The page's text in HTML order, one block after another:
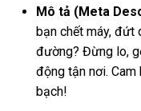
Mô tả (Meta
bạn chết máy, đứt
đường? Đừng lo,
động tận nơi.
bạch!